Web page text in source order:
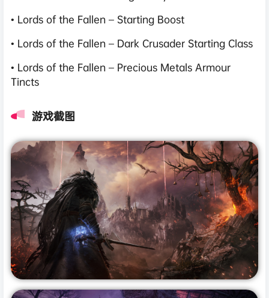
• Lords of the Fallen – Starting Boost
• Lords of the Fallen – Dark Crusader Starting Class
• Lords of the Fallen – Precious Metals Armour
Tincts
游戏截图